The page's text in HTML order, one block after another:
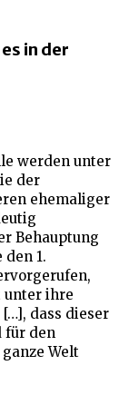
in der
werden unter
der
ehemaliger
Behauptung
den 1.
unter ihre
dass dieser
für den
Welt